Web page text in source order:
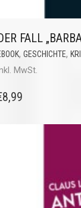
FALL
, GESCHICHTE,
MwSt.
8,99